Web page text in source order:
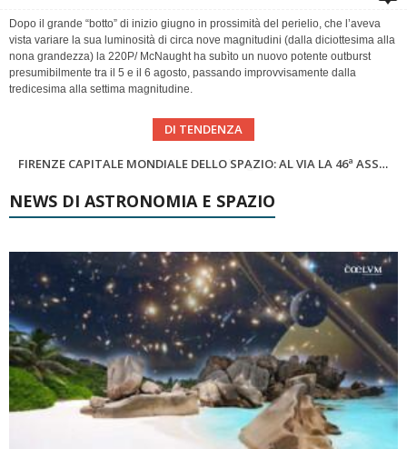
Dopo il grande “botto” di inizio giugno in prossimità del perielio, che l’aveva
vista variare la sua luminosità di circa nove magnitudini (dalla diciottesima alla
nona grandezza) la 220P/ McNaught ha subìto un nuovo potente outburst
presumibilmente tra il 5 e il 6 agosto, passando improvvisamente dalla
tredicesima alla settima magnitudine.
DI TENDENZA
Cielo del Mese di Agosto 2026
SUPERNOVAE aggiornamenti del mese – Agosto 2026
NEWS DI ASTRONOMIA E SPAZIO